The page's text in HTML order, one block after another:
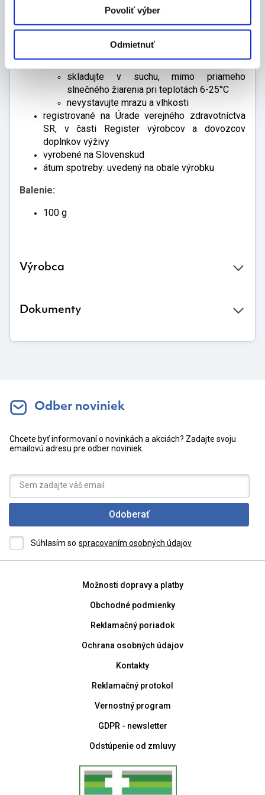
Povoliť výber
Odmietnuť
náhrada rozmanitej stravy
uchovávajte mimo dosahu malých detí
ustanovená odporúčaná denná dávka sa
nesmie prekročiť
skladovanie:
skladujte v suchu, mimo priameho
slnečného žiarenia pri teplotách 6-25°C
nevystavujte mrazu a vlhkosti
registrované na Úrade verejného zdravotníctva
SR, v časti Register výrobcov a dovozcov
doplnkov výživy
vyrobené na Slovenskud
átum spotreby: uvedený na obale výrobku
Balenie:
100 g
Výrobca
Dokumenty
Odber noviniek
Chcete byť informovaní o novinkách a akciách? Zadajte svoju
emailovú adresu pre odber noviniek.
Odoberať
Súhlasím so spracovaním osobných údajov
Možnosti dopravy a platby
Obchodné podmienky
Reklamačný poriadok
Ochrana osobných údajov
Kontakty
Reklamačný protokol
Vernostný program
GDPR - newsletter
Odstúpenie od zmluvy